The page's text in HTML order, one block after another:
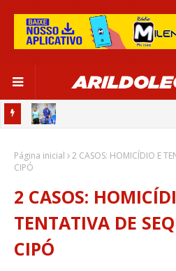
SALVADOR
Página inicial
2 CASOS: HOMICÍDIO E
CIPÓ
2 CASOS:
TENTATIVA DE
CIPÓ